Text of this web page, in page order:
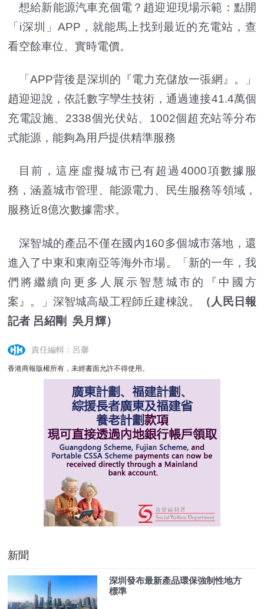
想給新能源汽車充個電？趙迎迎現場示範：點開
「i深圳」APP，就能馬上找到最近的充電站，查
看空餘車位、實時電價。
「APP背後是深圳的『電力充儲放一張網』。」
趙迎迎說，依託數字孿生技術，通過連接41.4萬個
充電設施、2338個光伏站、1002個超充站等分布
式能源，能夠為用戶提供精準服務
目前，這座虛擬城市已有超過4000項數據服
務，涵蓋城市管理、能源電力、民生服務等領域，
服務近8億次數據需求。
深智城的產品不僅在國內160多個城市落地，還
進入了中東和東南亞等海外市場。「新的一年，我
們將繼續向更多人展示智慧城市的『中國方
案』。」深智城高級工程師丘建棟說。
（人民日報
記者 呂紹剛 吳月輝）
責任編輯：呂馨
香港商報版權所有，未經書面允許不得使用。
新聞
深圳發布最新產品環保強制性地方
標準